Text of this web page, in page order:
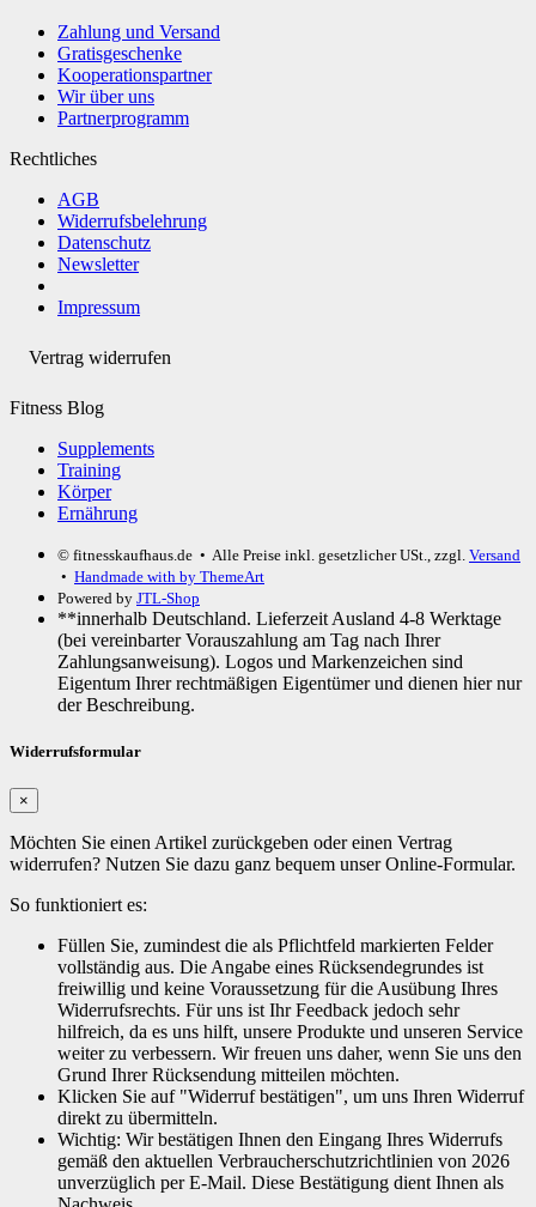
Zahlung und Versand
Gratisgeschenke
Kooperationspartner
Wir über uns
Partnerprogramm
Rechtliches
AGB
Widerrufsbelehrung
Datenschutz
Newsletter
Impressum
Vertrag widerrufen
Fitness Blog
Supplements
Training
Körper
Ernährung
© fitnesskaufhaus.de • Alle Preise inkl. gesetzlicher USt., zzgl. Versand
• Handmade with by ThemeArt
Powered by JTL-Shop
**innerhalb Deutschland. Lieferzeit Ausland 4-8 Werktage
(bei vereinbarter Vorauszahlung am Tag nach Ihrer
Zahlungsanweisung). Logos und Markenzeichen sind
Eigentum Ihrer rechtmäßigen Eigentümer und dienen hier nur
der Beschreibung.
Widerrufsformular
×
Möchten Sie einen Artikel zurückgeben oder einen Vertrag
widerrufen? Nutzen Sie dazu ganz bequem unser Online-Formular.
So funktioniert es:
Füllen Sie, zumindest die als Pflichtfeld markierten Felder
vollständig aus. Die Angabe eines Rücksendegrundes ist
freiwillig und keine Voraussetzung für die Ausübung Ihres
Widerrufsrechts. Für uns ist Ihr Feedback jedoch sehr
hilfreich, da es uns hilft, unsere Produkte und unseren Service
weiter zu verbessern. Wir freuen uns daher, wenn Sie uns den
Grund Ihrer Rücksendung mitteilen möchten.
Klicken Sie auf "Widerruf bestätigen", um uns Ihren Widerruf
direkt zu übermitteln.
Wichtig: Wir bestätigen Ihnen den Eingang Ihres Widerrufs
gemäß den aktuellen Verbraucherschutzrichtlinien von 2026
unverzüglich per E-Mail. Diese Bestätigung dient Ihnen als